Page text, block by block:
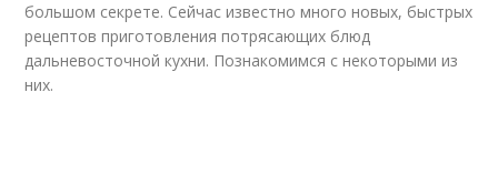
большом секрете. Сейчас известно много новых, быстрых
рецептов приготовления потрясающих блюд
дальневосточной кухни. Познакомимся с некоторыми из
них.